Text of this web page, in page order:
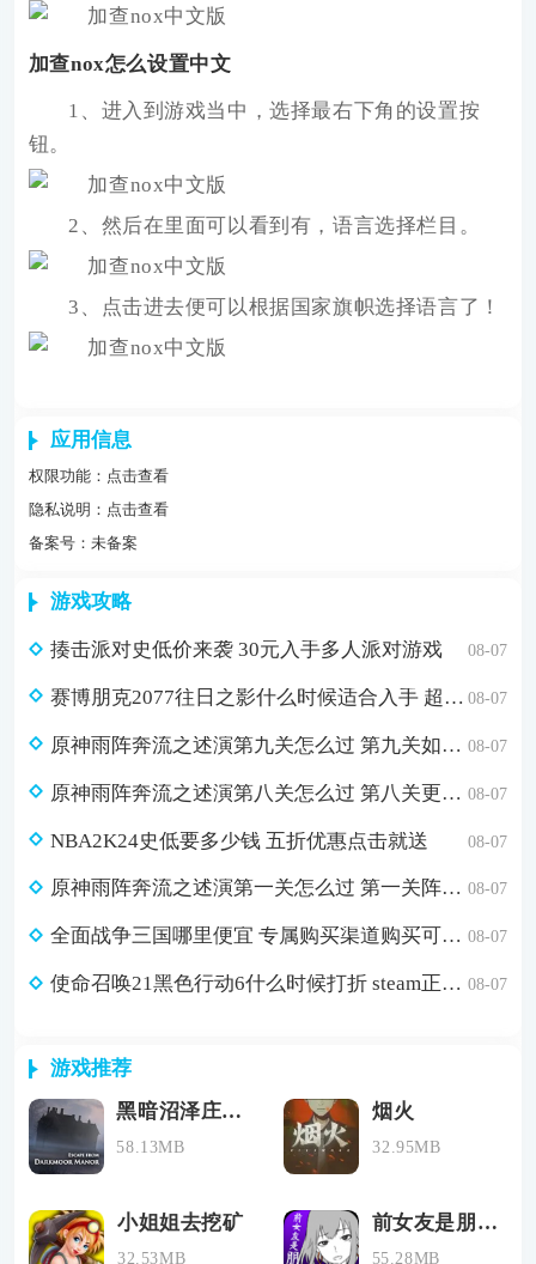
加查nox怎么设置中文
1、进入到游戏当中，选择最右下角的设置按
钮。
2、然后在里面可以看到有，语言选择栏目。
3、点击进去便可以根据国家旗帜选择语言了！
应用信息
权限功能： 点击查看
隐私说明： 点击查看
备案号：未备案
游戏攻略
揍击派对史低价来袭 30元入手多人派对游戏 08-07
赛博朋克2077往日之影什么时候适合入手 超值折扣98元入手方法介绍 08-07
原神雨阵奔流之述演第九关怎么过 第九关如从山间落下的雨滴通关攻略 08-07
原神雨阵奔流之述演第八关怎么过 第八关更多火力更少损伤通关攻略 08-07
NBA2K24史低要多少钱 五折优惠点击就送 08-07
原神雨阵奔流之述演第一关怎么过 第一关阵线的形成通关攻略 08-07
全面战争三国哪里便宜 专属购买渠道购买可省179元 08-07
使命召唤21黑色行动6什么时候打折 steam正版游戏低价购买渠道分享 08-07
游戏推荐
黑暗沼泽庄园下载中文版
58.13MB
烟火
32.95MB
小姐姐去挖矿
32.53MB
前女友是朋友所以没问题
55.28MB